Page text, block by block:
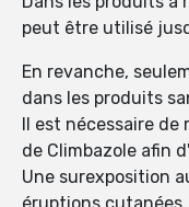
peut être utilisé
En revanche,
dans les produits
Il est nécessaire de
de Climbazole afin
Une surexposition